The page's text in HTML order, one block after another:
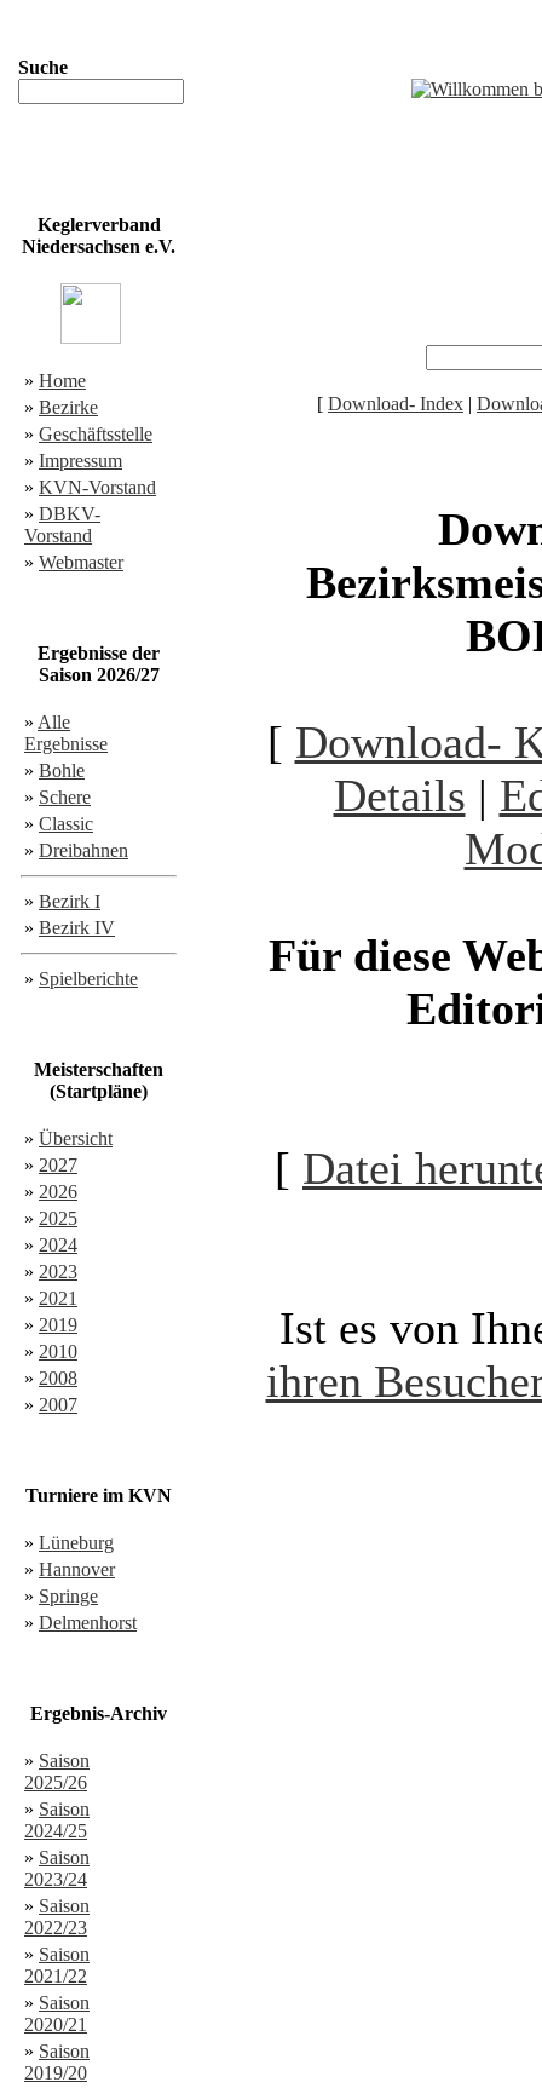
Suche
Keglerverband
Niedersachsen e.V.
» Home
» Bezirke
» Geschäftsstelle
» Impressum
» KVN-Vorstand
» DBKV-
Vorstand
» Webmaster
Ergebnisse der
Saison 2026/27
» Alle
Ergebnisse
» Bohle
» Schere
» Classic
» Dreibahnen
» Bezirk I
» Bezirk IV
» Spielberichte
Meisterschaften
(Startpläne)
» Übersicht
» 2027
» 2026
» 2025
» 2024
» 2023
» 2021
» 2019
» 2010
» 2008
» 2007
Turniere im KVN
» Lüneburg
» Hannover
» Springe
» Delmenhorst
Ergebnis-Archiv
» Saison
2025/26
» Saison
2024/25
» Saison
2023/24
» Saison
2022/23
» Saison
2021/22
» Saison
2020/21
» Saison
2019/20
[ Download- Index |
[ Download-
Details |
Für diese
[ Datei
Ist es von
ihren